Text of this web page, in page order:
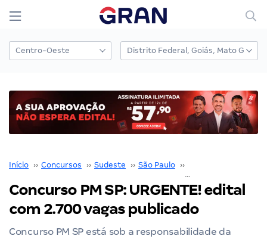
Início ›› Concursos ›› Sudeste ›› São Paulo ››
Concurso PM SP: URGENTE! edital
com 2.700 vagas publicado
Concurso PM SP está sob a responsabilidade da